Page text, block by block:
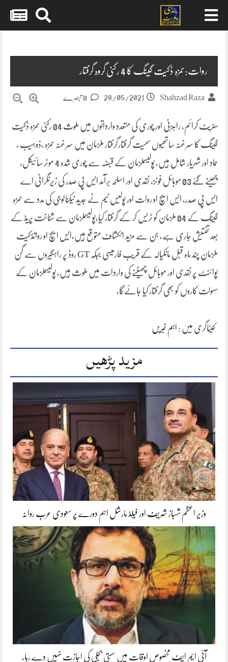
روات:حمزہ ڈکیت گینگ کا 4 رکنی گروہ گرفتار
Shahzad Raza
28/05/2021
سٹریٹ کرائم, راہزنی اور چوری کی متعدد وارداتوں میں ملوث 04 رکنی حمزہ ڈکیت
گینگ کا سرغنہ ساتھیوں سمیت گرفتارگرفتار ملزمان میں سرغنہ حمزہ ،ذوہیب ،
حماد اور شہریار شامل ہیں، پولیسملزمان کے قبضہ سے چوری شدہ 4 موٹر سائیکل،
چھینے گئے 03 موبائل فونز، نقدی اور اسلحہ برآمد ایس پی صدر کی زیرنگرانی اے
ایس پی صدر، ایس ایچ او روات اور پولیس ٹیم نے جدید ٹیکنالوجی کی مدد سے حمزہ
گینگ کے 04 ملزمان کو ٹریس کر کے گرفتار کیا،پولیسملزمان سے شناخت پریڈ کے
بعد تفتیش جاری ہے، جن سے مزید انکشاف متوقع ہیں،ایس ایچ او رواتڈکیت
ملزمان چند ماہ قبل مانکیالہ کے قریب فارمیسی جبکہ GT روڈ پر راہگیروں سے گن
پوائنٹ پر نقدی اور موبائل چھیننے کی واردات میں ملوث ہیں، پولیسملزمان کے
سہولت کاروں کو بھی گرفتار کیا جائےگا،
کیٹاگری میں : اہم خبریں
مزید پڑھیں
وزیر اعظم شہباز شریف اور فیلڈ مارشل اہم دورے پر سعودی عرب روانہ
آئی ایم ایف مخصوص اوقات میں سستی بجلی کی اجازت نہیں دے رہا،